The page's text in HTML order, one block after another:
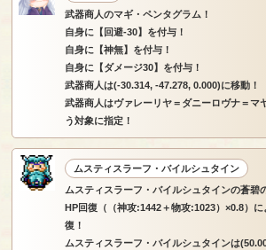
武器商人のマギ・ペンタグラム！
自身に【回避-30】を付与！
自身に【神無】を付与！
自身に【ダメージ30】を付与！
武器商人は(-30.314, -47.278, 0.000)に移動！
武器商人はヴァレーリヤ＝ダニーロヴナ＝マ
う対象に指定！
ムスティスラーフ・バイルシュタイン
ムスティスラーフ・バイルシュタインの蒼碧
HP回復（（神攻:1442＋物攻:1023）×0.8）に
復！
ムスティスラーフ・バイルシュタインは